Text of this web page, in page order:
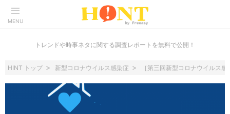
MENU
トレンドや時事ネタに関する調査レポートを無料で公開！
HINT トップ 新型コロナウイルス感染症 ［第三回新型コロナウイルス